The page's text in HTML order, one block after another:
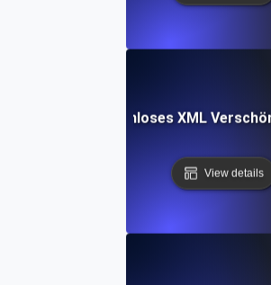
Kostenloses XML
View details